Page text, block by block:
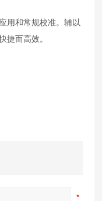
用和常规校准。辅以
捷而高效。